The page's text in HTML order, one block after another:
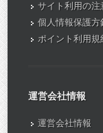
サイト利用の注
個人情報保護方
ポイント利用規
運営会社情報
運営会社情報